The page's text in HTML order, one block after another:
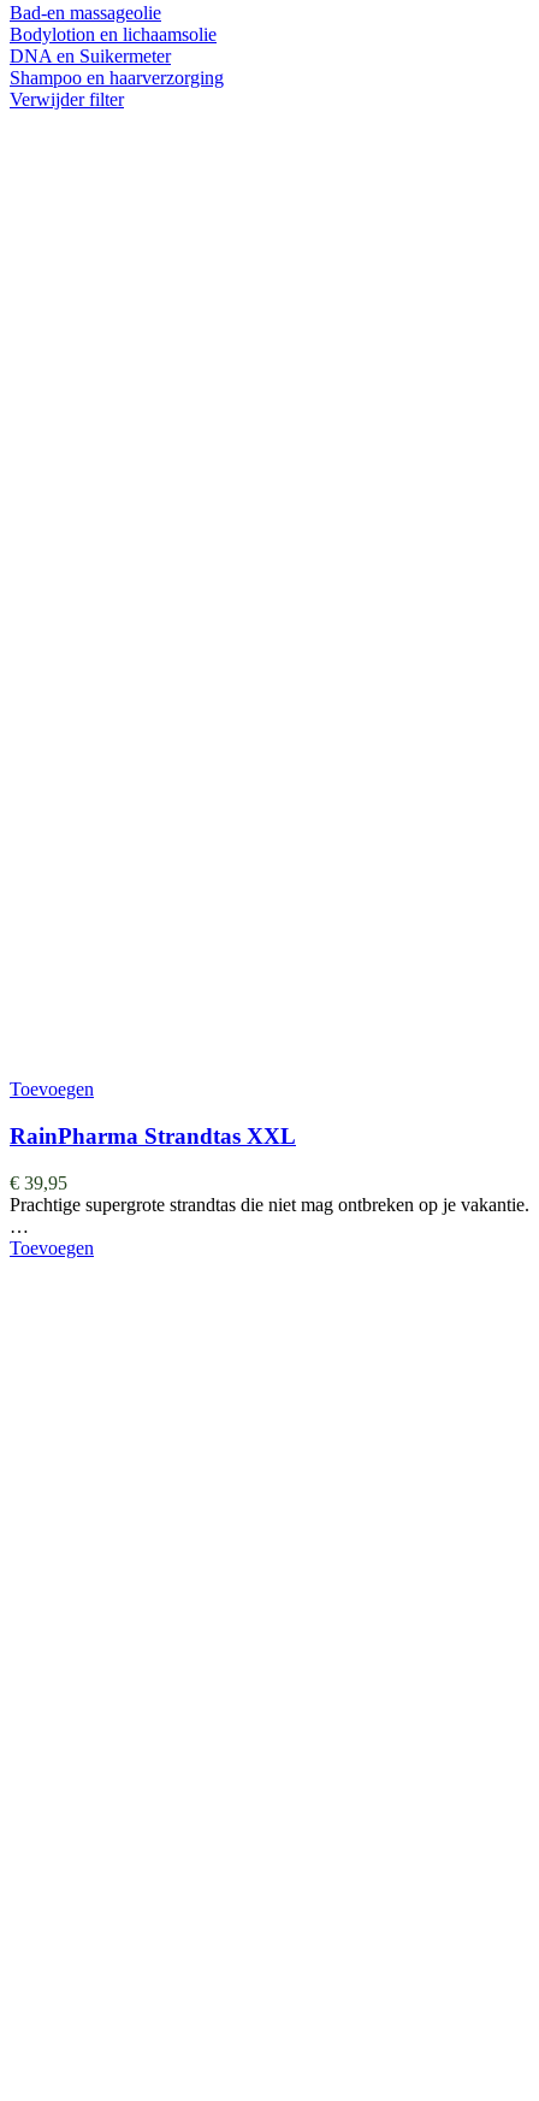
Bad-en massageolie
Bodylotion en lichaamsolie
DNA en Suikermeter
Shampoo en haarverzorging
Verwijder filter
Toevoegen
RainPharma Strandtas XXL
€ 39,95
Prachtige supergrote strandtas die niet mag ontbreken op je vakantie.
…
Toevoegen